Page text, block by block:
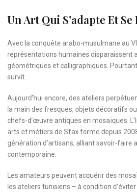
Un Art Qui S’adapte Et
Avec la conquête arabo-musulmane au
représentations humaines disparaissent
géométriques et calligraphiques.
survit.
Aujourd’hui encore, des ateliers
la main des fresques, objets décoratifs
chefs-d’œuvre antiques en mosaïques.
arts et métiers de Sfax forme depuis
génération d’artisans, alliant savoir-faire
contemporaine.
Les amateurs peuvent acquérir des
les ateliers tunisiens – à condition